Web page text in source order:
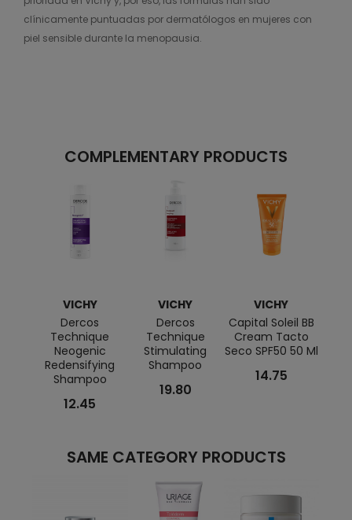
clínicamente puntuadas por dermatólogos en mujeres con
piel sensible durante la menopausia.
COMPLEMENTARY PRODUCTS
VICHY
Dercos
Technique
Neogenic
Redensifying
Shampoo
12.45
VICHY
Dercos
Technique
Stimulating
Shampoo
19.80
VICHY
Capital Soleil BB
Cream Tacto
Seco SPF50 50 Ml
14.75
SAME CATEGORY PRODUCTS